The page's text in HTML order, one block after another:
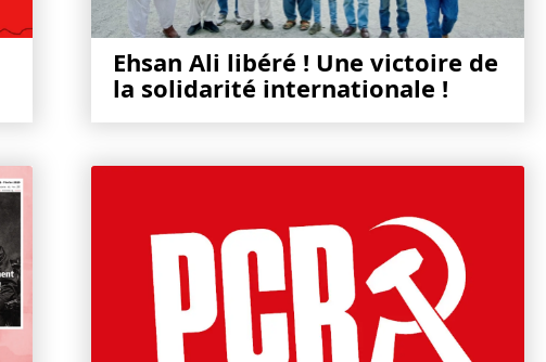
Ehsan Ali libéré ! Une victoire de
la solidarité internationale !